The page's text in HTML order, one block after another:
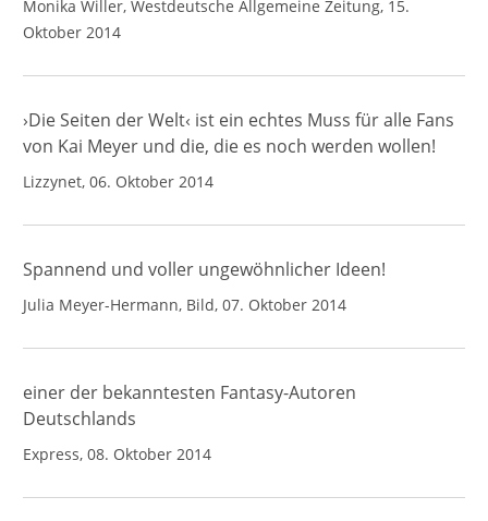
Monika Willer, Westdeutsche Allgemeine Zeitung, 15.
Oktober 2014
›Die Seiten der Welt‹ ist ein echtes Muss für alle Fans
von Kai Meyer und die, die es noch werden wollen!
Lizzynet, 06. Oktober 2014
Spannend und voller ungewöhnlicher Ideen!
Julia Meyer-Hermann, Bild, 07. Oktober 2014
einer der bekanntesten Fantasy-Autoren
Deutschlands
Express, 08. Oktober 2014